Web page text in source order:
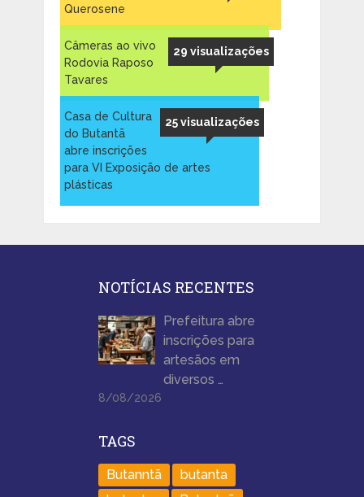
Querosene
29 visualizações
Câmeras ao vivo
Rodovia Raposo
Tavares
25 visualizações
Casa de Cultura
do Butantã
abre inscrições
para VI Exposição de artes
plásticas
NOTÍCIAS RECENTES
Prefeitura abre
inscrições para
artesãos em
diversos …
8/08/2026
TAGS
Butanntã
butanta